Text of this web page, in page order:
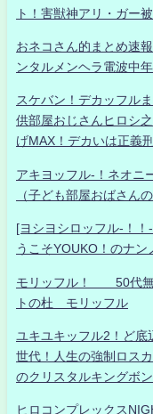
ト！害獣神アリ・ガー
おネコさん的まとめ速
ンタルメンヘラ電波中
スケバン！デカッフル
供部屋おじさんヒロシ
げMAX！デカいは正義
アキヨッフル-！ネオニ
（子ども部屋おばさん
[ヨシヨシロッフル-！
うこそYOUKO！のナ
モリッフル！ 50代無
トの杜 モリッフル
ユキユキッフル2！ど底
世代！人生の強制ロス
のクリスタルキングボ
ヒロコンプレックス